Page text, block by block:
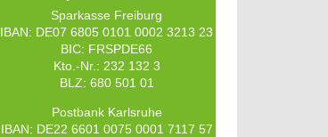
Sparkasse Freiburg
IBAN: DE07 6805 0101 0002 3213 23
BIC: FRSPDE66
Kto.-Nr.: 232 132 3
BLZ: 680 501 01
Postbank Karlsruhe
IBAN: DE22 6601 0075 0001 7117 57